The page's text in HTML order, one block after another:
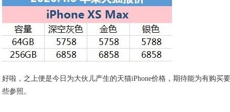
好啦，之上便是今日为大伙儿产生的天猫iPhone价格，期待能为有购买
些参照。